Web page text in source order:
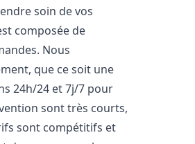
soin de vos
composée de
Nous
que ce soit une
24h/24 et 7j/7 pour
sont très courts,
sont compétitifs et